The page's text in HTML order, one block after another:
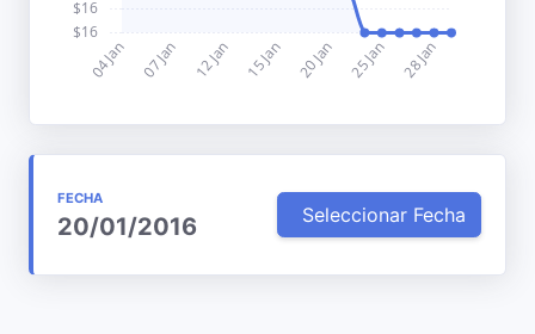
FECHA
20/01/2016 Seleccionar Fecha